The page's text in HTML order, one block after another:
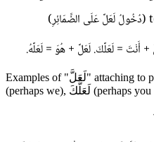
+ أَنْتَ = لَعَلَّكَ. لَعَلَّ + هُوَ = لَعَلَّهُ.
Examples of "لَعَلَّ" attaching to pronouns: لَعَلِّي (perhaps I), لَعَلَّنَا